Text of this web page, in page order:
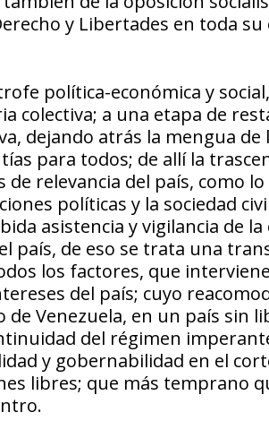
y Libertades en toda su
política-económica y
colectiva; a una etapa de
dejando atrás la mengua de
para todos; de allí la
relevancia del país, como
políticas y la sociedad
asistencia y vigilancia de
país, de eso se trata una
los factores, que
del país; cuyo
Venezuela, en un país sin
del régimen
y gobernabilidad en el
libres; que más temprano